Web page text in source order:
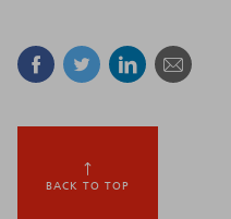
Facebook
TwitterLinkedinE-mail
BACK TO TOP